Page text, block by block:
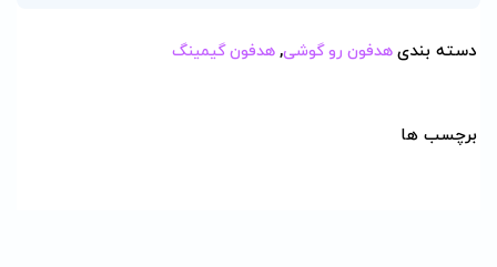
دسته بندی هدفون رو گوشی, هدفون گیمینگ
برچسب ها